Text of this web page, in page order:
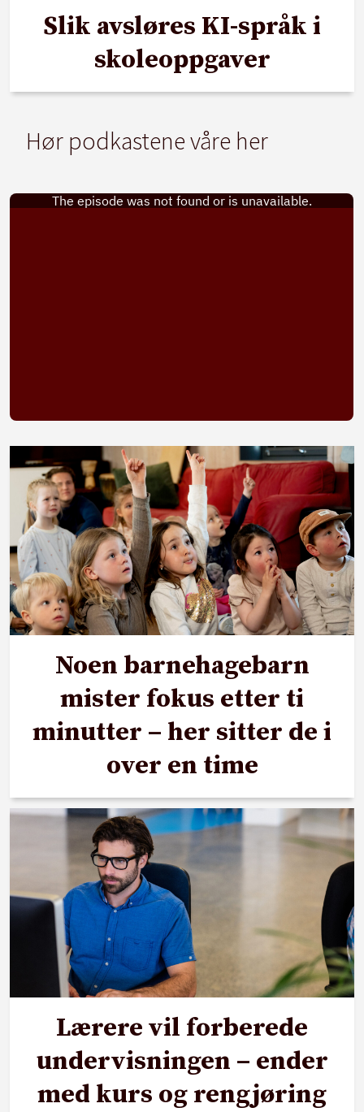
Slik avsløres KI-språk i
skoleoppgaver
Hør podkastene våre her
Noen barnehagebarn
mister fokus etter ti
minutter – her sitter de i
over en time
Lærere vil forberede
undervisningen – ender
med kurs og rengjøring